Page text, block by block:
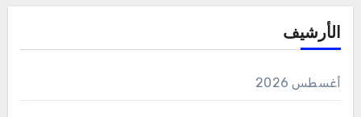
الأرشيف
أغسطس 2026